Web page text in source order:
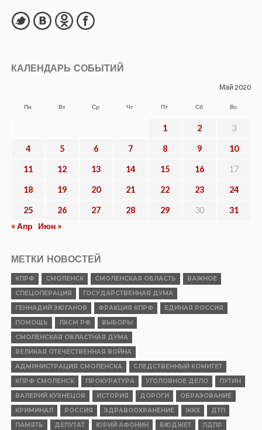
КАЛЕНДАРЬ СОБЫТИЙ
Май 2020
Пн Вт Ср Чт Пт Сб Вс
1 2 3
4 5 6 7 8 9 10
11 12 13 14 15 16 17
18 19 20 21 22 23 24
25 26 27 28 29 30
31
« Апр
Июн »
МЕТКИ НОВОСТЕЙ
КПРФ СМОЛЕНСК СМОЛЕНСКАЯ ОБЛАСТЬ
ВАЖНОЕ
СПЕЦОПЕРАЦИЯ
ГОСУДАРСТВЕННАЯ ДУМА
ГЕННАДИЙ ЗЮГАНОВ
ФРАКЦИЯ КПРФ
ЕДИНАЯ РОССИЯ
ПОМОЩЬ
ЛКСМ РФ
ВЫБОРЫ
СМОЛЕНСКАЯ ОБЛАСТНАЯ ДУМА
ВЕЛИКАЯ ОТЕЧЕСТВЕННАЯ ВОЙНА
АДМИНИСТРАЦИЯ СМОЛЕНСКА
СЛЕДСТВЕННЫЙ КОМИТЕТ
КПРФ СМОЛЕНСК
ПРОКУРАТУРА УГОЛОВНОЕ ДЕЛО
ПУТИН
ВАЛЕРИЙ КУЗНЕЦОВ
ИСТОРИЯ ДОРОГИ
ОБРАЗОВАНИЕ
КРИМИНАЛ
РОССИЯ ЗДРАВООХРАНЕНИЕ ЖКХ
ДТП
ПАМЯТЬ
ДЕПУТАТ ЮРИЙ АФОНИН БЮДЖЕТ ЛДПР